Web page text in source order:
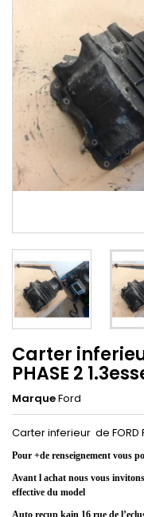
Carter
PHASE 2
MarqueFord
Carter inferieur de FORD
Pour +de renseignement vous
Avant l achat nous vous invitons
effective du model
Auto recup kain 16 rue de